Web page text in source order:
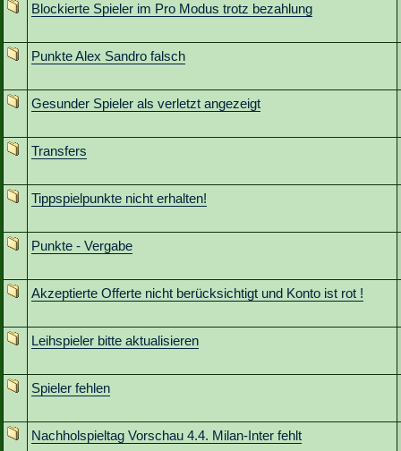
Blockierte Spieler im Pro Modus trotz bezahlung
Punkte Alex Sandro falsch
Gesunder Spieler als verletzt angezeigt
Transfers
Tippspielpunkte nicht erhalten!
Punkte - Vergabe
Akzeptierte Offerte nicht berücksichtigt und Konto ist rot !
Leihspieler bitte aktualisieren
Spieler fehlen
Nachholspieltag Vorschau 4.4. Milan-Inter fehlt